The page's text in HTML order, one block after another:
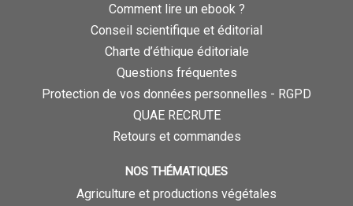
Comment lire un ebook ?
Conseil scientifique et éditorial
Charte d’éthique éditoriale
Questions fréquentes
Protection de vos données personnelles - RGPD
QUAE RECRUTE
Retours et commandes
NOS THÉMATIQUES
Agriculture et productions végétales